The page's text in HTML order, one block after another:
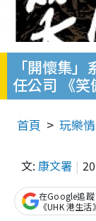
「開懷集
任公司 《笑
首頁 玩樂
文: 康文署
在Google追蹤
《UHK 港生活》